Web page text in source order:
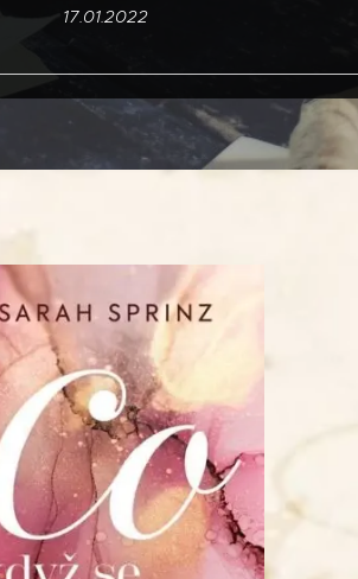
17.01.2022